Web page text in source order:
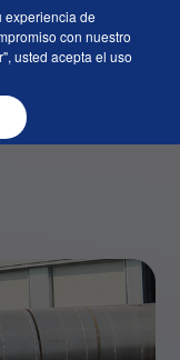
experiencia de
con nuestro
usted acepta el uso